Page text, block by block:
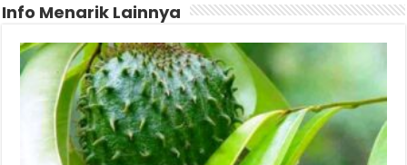
Info Menarik Lainnya